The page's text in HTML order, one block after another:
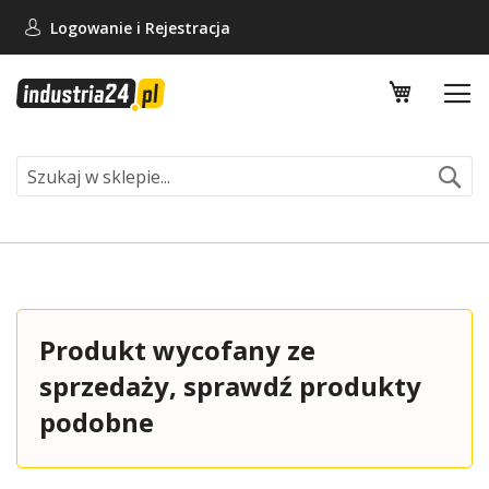
Logowanie i Rejestracja
Mój
Produkt wycofany ze
sprzedaży, sprawdź produkty
podobne